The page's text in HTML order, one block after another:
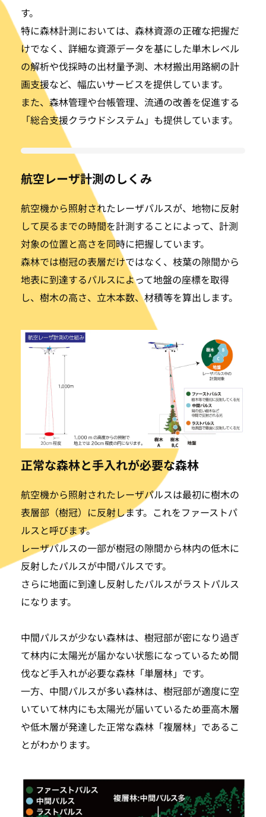
す。
特に森林計測においては、森林資源の正確な把握だ
けでなく、詳細な資源データを基にした単木レベル
の解析や伐採時の出材量予測、木材搬出用路網の計
画支援など、幅広いサービスを提供しています。
また、森林管理や台帳管理、流通の改善を促進する
「総合支援クラウドシステム」も提供しています。
航空レーザ計測のしくみ
航空機から照射されたレーザパルスが、地物に反射
して戻るまでの時間を計測することによって、計測
対象の位置と高さを同時に把握しています。
森林では樹冠の表層だけではなく、枝葉の隙間から
地表に到達するパルスによって地盤の座標を取得
し、樹木の高さ、立木本数、材積等を算出します。
正常な森林と手入れが必要な森林
航空機から照射されたレーザパルスは最初に樹木の
表層部（樹冠）に反射します。これをファーストパ
ルスと呼びます。
レーザパルスの一部が樹冠の隙間から林内の低木に
反射したパルスが中間パルスです。
さらに地面に到達し反射したパルスがラストパルス
になります。
中間パルスが少ない森林は、樹冠部が密になり過ぎ
て林内に太陽光が届かない状態になっているため間
伐など手入れが必要な森林「単層林」です。
一方、中間パルスが多い森林は、樹冠部が適度に空
いていて林内にも太陽光が届いているため亜高木層
や低木層が発達した正常な森林「複層林」であるこ
とがわかります。